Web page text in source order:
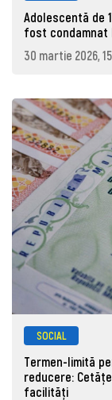
Adolescentă de
fost condamnat
30 martie 2026,
SOCIAL
Termen-limită
reducere:
facilități